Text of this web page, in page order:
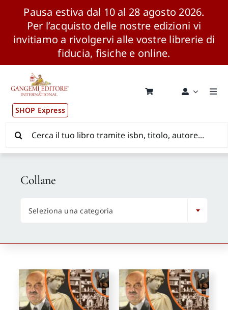
Pausa estiva dal 10 al 28 agosto 2026.
Per l’acquisto delle nostre edizioni vi
invitiamo a rivolgervi alle vostre librerie di
fiducia, fisiche e online.
contenuto
SHOP Express
Pubblicazioni
News ed Eventi
Distribuzione Wolrdwide
CONSIP / MEPA / ANVUR / CINECA
Autori
per:
Collane
Seleziona una categoria